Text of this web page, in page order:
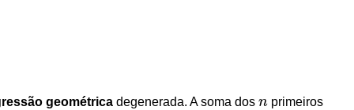
geométrica degenerada. A soma dosn
n primeiros